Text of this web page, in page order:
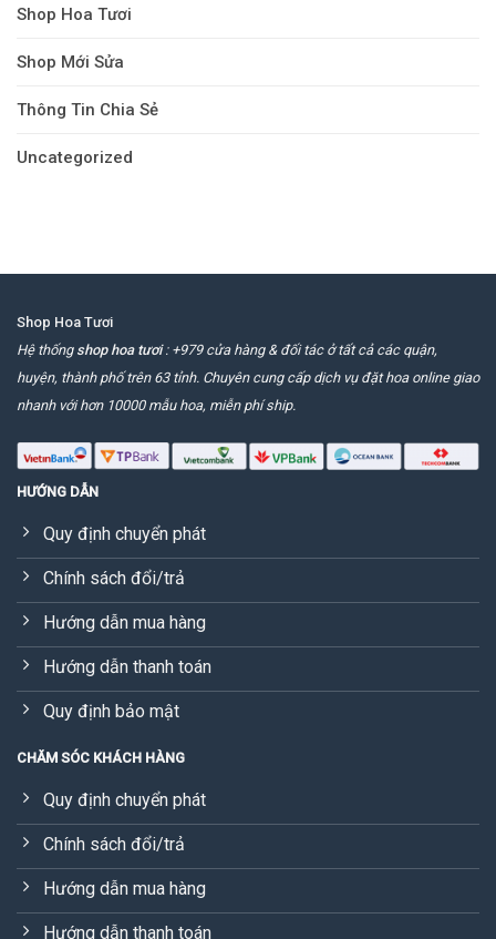
Shop Hoa Tươi
Shop Mới Sửa
Thông Tin Chia Sẻ
Uncategorized
Shop Hoa Tươi
Hệ thống shop hoa tươi: +979 cửa hàng & đối tác ở tất cả các quận,
huyện, thành phố trên 63 tỉnh. Chuyên cung cấp dịch vụ đặt hoa online giao
nhanh với hơn 10000 mẫu hoa, miễn phí ship.
HƯỚNG DẪN
Quy định chuyển phát
Chính sách đổi/trả
Hướng dẫn mua hàng
Hướng dẫn thanh toán
Quy định bảo mật
CHĂM SÓC KHÁCH HÀNG
Quy định chuyển phát
Chính sách đổi/trả
Hướng dẫn mua hàng
Hướng dẫn thanh toán